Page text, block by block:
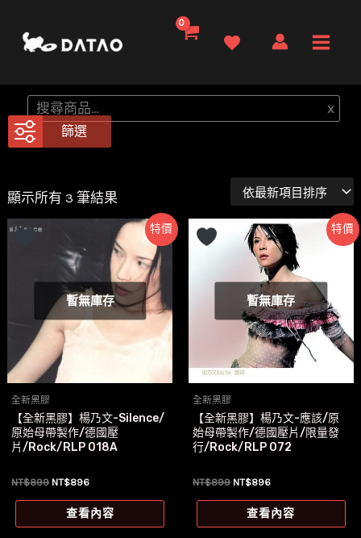
要
內
Menu
搜
尋
x
篩選
顯示所有 3 筆結果
新
項
目
排
序
特價
暫無庫存
全新黑膠
【全新黑膠】楊乃文-Silence/
原始母帶製作/德國壓
片/Rock/RLP 018A
NT$899 原
格：
NT$896目
價
格：
查看內容
特價
暫無庫存
全新黑膠
【全新黑膠】楊乃文-應該/原
始母帶製作/德國壓片/限量發
行/Rock/RLP 072
NT$899 原
格：
NT$896目
價
格：
查看內容